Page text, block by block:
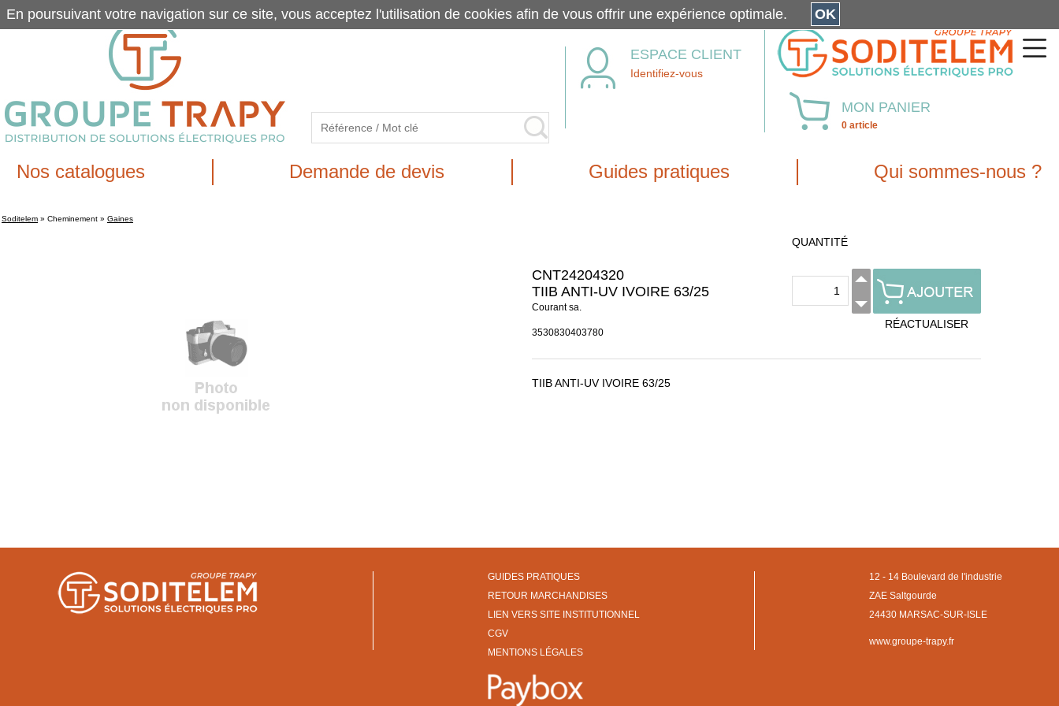
ESPACE CLIENT
Identifiez-vous
MON PANIER
0 article
Nos catalogues Demande de devis Guides pratiques Qui sommes-nous ?
Soditelem » Cheminement » Gaines
CNT24204320
TIIB ANTI-UV IVOIRE 63/25
Courant sa.
3530830403780
QUANTITÉ
RÉACTUALISER
TIIB ANTI-UV IVOIRE 63/25
GUIDES PRATIQUES
RETOUR MARCHANDISES
LIEN VERS SITE INSTITUTIONNEL
CGV
MENTIONS LÉGALES
12 - 14 Boulevard de l'industrie
ZAE Saltgourde
24430 MARSAC-SUR-ISLE
www.groupe-trapy.fr
En poursuivant votre navigation sur ce site, vous acceptez l'utilisation de cookies afin de vous offrir une expérience optimale. OK